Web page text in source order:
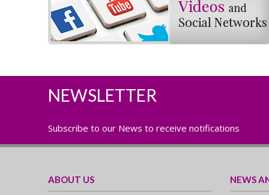
NEWSLETTER
Subscribe to our News to receive notifications
ABOUT US NEWS